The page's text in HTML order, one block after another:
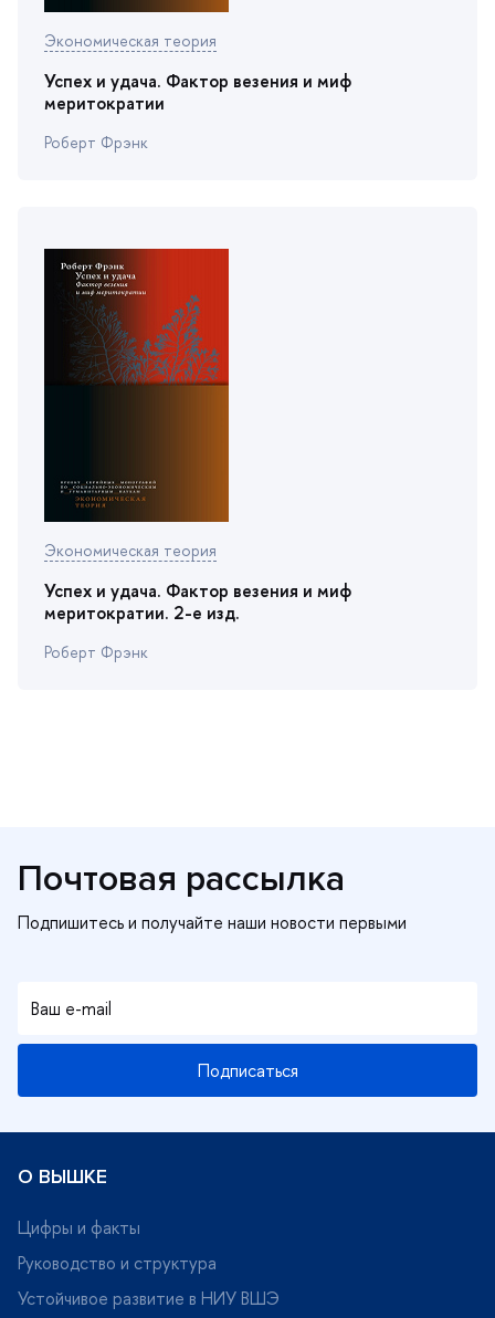
Экономическая теория
Успех и удача. Фактор везения и миф
меритократии
Роберт Фрэнк
Экономическая теория
Успех и удача. Фактор везения и миф
меритократии. 2-е изд.
Роберт Фрэнк
Почтовая рассылка
Подписаться
О ВЫШКЕ
Цифры и факты
Руководство и структура
Устойчивое развитие в НИУ ВШЭ